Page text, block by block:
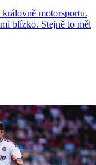
motorsportu.
blízko. Stejně to měl